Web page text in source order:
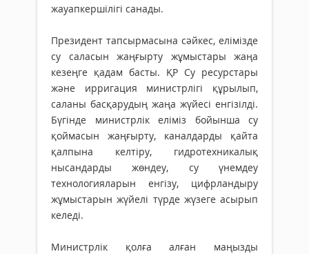
жауапкершілігі санады.
Президент тапсырмасына сәйкес, елімізде
су саласын жаңғырту жұмыстары жаңа
кезеңге қадам бас­ты. ҚР Су ресурстары
және ирригация министрлігі құрылып,
саланы басқарудың жаңа жүйесі енгізілді.
Бүгінде министрлік еліміз бойынша су
қоймасын жаңғырту, каналдарды қайта
қалпына келтіру, гидротехникалық
нысандарды жөндеу, су үнемдеу
технологияларын енгізу, цифрландыру
жұмыстарын жүйелі түрде жүзеге асырып
келеді.
Министрлік қолға алған маңызды